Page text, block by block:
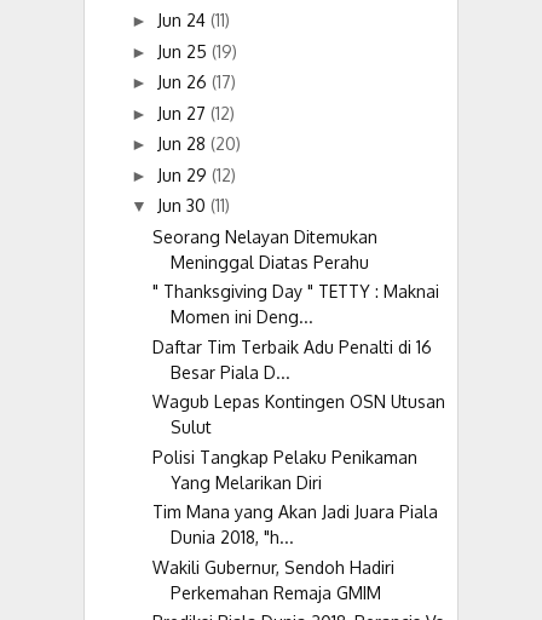
► Jun 24 (11)
► Jun 25 (19)
► Jun 26 (17)
► Jun 27 (12)
► Jun 28 (20)
► Jun 29 (12)
▼ Jun 30 (11)
Seorang Nelayan Ditemukan
Meninggal Diatas Perahu
" Thanksgiving Day " TETTY : Maknai
Momen ini Deng...
Daftar Tim Terbaik Adu Penalti di 16
Besar Piala D...
Wagub Lepas Kontingen OSN Utusan
Sulut
Polisi Tangkap Pelaku Penikaman
Yang Melarikan Diri
Tim Mana yang Akan Jadi Juara Piala
Dunia 2018, "h...
Wakili Gubernur, Sendoh Hadiri
Perkemahan Remaja GMIM